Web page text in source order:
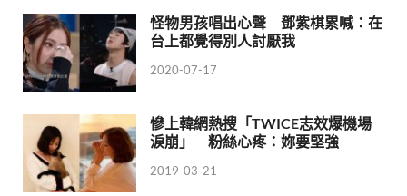
怪物男孩唱出心聲 鄧紫棋累喊：在
台上都覺得別人討厭我
2020-07-17
慘上韓網熱搜「TWICE志效爆機場
淚崩」 粉絲心疼：妳要堅強
2019-03-21